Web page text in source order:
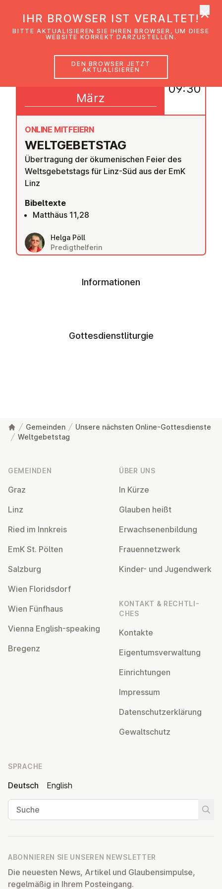
WELT­GE­BETS­TAG
ONLINE MITFEIERN
Übertragung der ökumenischen Feier des
Weltsgebetstags für Linz-Süd aus der EmK
Linz
Bibeltexte
Matthäus 11,28
Helga Pöll
Predigthelferin
06
März
09:30
Informationen
Gottesdienstliturgie
Gemeinden
Unsere nächsten Online-Gottesdienste
Weltgebetstag
GEMEINDEN
Graz
Linz
Ried im Innkreis
EmK St. Pölten
Salzburg
Wien Flo­rids­dorf
Wien Fünfhaus
Vienna English-speaking
Bregenz
ÜBER UNS
In Kürze
Glauben heißt
Er­wach­se­nen­bil­dung
Frau­en­netz­werk
Kinder- und Ju­gend­werk
KONTAKT & RECHT­LI­
CHES
Kontakte
Ei­gen­tums­ver­wal­tung
Ein­rich­tun­gen
Impressum
Da­ten­schutz­er­klä­rung
Ge­walt­schutz
SPRACHE
Deutsch
English
Suche
ABONNIEREN SIE UNSEREN NEWSLETTER
Die neuesten News, Artikel und Glaubensimpulse,
regelmäßig in Ihrem Posteingang.
IHR BROWSER IST VERALTET!
BITTE AKTUALISIEREN SIE IHREN BROWSER, UM DIESE
WEBSITE KORREKT DARZUSTELLEN.
DEN BROWSER JETZT
AKTUALISIEREN
×